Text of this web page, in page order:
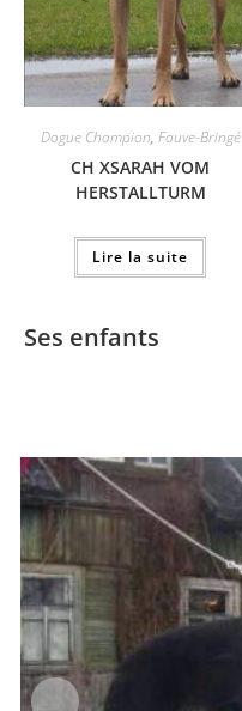
Dogue Champion, Fauve-Bringé
CH XSARAH VOM
HERSTALLTURM
Lire la suite
Ses enfants